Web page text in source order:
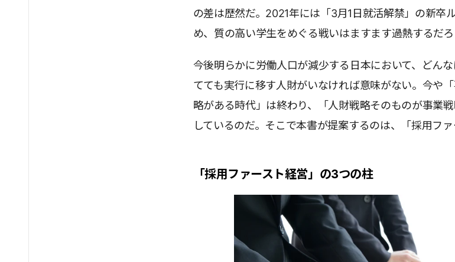
の差は歴然だ。2021年には「3月1日就活解禁」の新卒
め、質の高い学生をめぐる戦いはますます過熱するだろ
今後明らかに労働人口が減少する日本において、どん
てても実行に移す人財がいなければ意味がない。今や
略がある時代」は終わり、「人財戦略そのものが事業
しているのだ。そこで本書が提案するのは、「採用ファ
「採用ファースト経営」の3つの柱